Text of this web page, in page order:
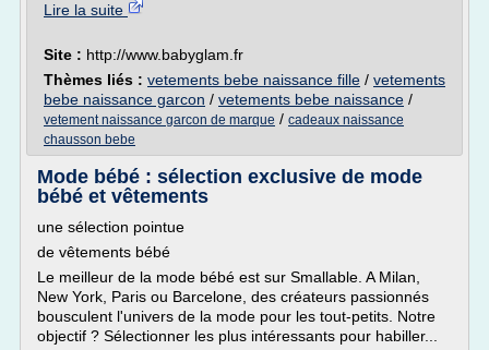
Lire la suite
Site : http://www.babyglam.fr
Thèmes liés : vetements bebe naissance fille / vetements
bebe naissance garcon / vetements bebe naissance /
vetement naissance garcon de marque / cadeaux naissance
chausson bebe
Mode bébé : sélection exclusive de mode
bébé et vêtements
une sélection pointue
de vêtements bébé
Le meilleur de la mode bébé est sur Smallable. A Milan,
New York, Paris ou Barcelone, des créateurs passionnés
bousculent l'univers de la mode pour les tout-petits. Notre
objectif ? Sélectionner les plus intéressants pour habiller...